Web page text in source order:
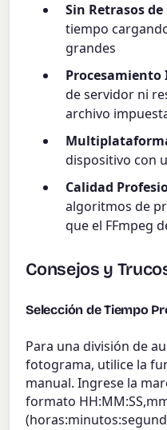
Sin Retrasos de
tiempo
grandes
de servidor ni
archivo
dispositivo con
Calidad
algoritmos de
que el FFmpeg
Consejos y
Selección de Tiempo
Para una división de
fotograma, utilice la
manual. Ingrese la
formato